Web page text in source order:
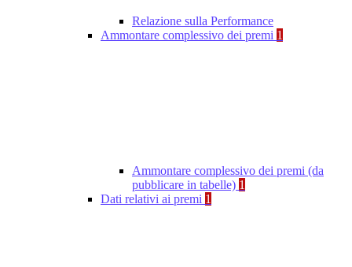
Relazione sulla Performance
Ammontare complessivo dei premi 1
Ammontare complessivo dei premi (da
pubblicare in tabelle) 1
Dati relativi ai premi 1